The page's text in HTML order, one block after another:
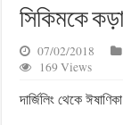
সিকিমকে
07/02/2018
169 Views
দার্জিলিং থেকে